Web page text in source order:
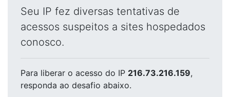
Seu IP fez diversas tentativas de
acessos suspeitos a sites hospedados
conosco.
Para liberar o acesso do IP 216.73.216.159,
responda ao desafio abaixo.